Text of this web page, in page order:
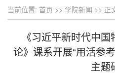
当前位置: 首页 >> 学院新闻 >> 正
《习近平新时代中
论》课系开展“用活参
主题